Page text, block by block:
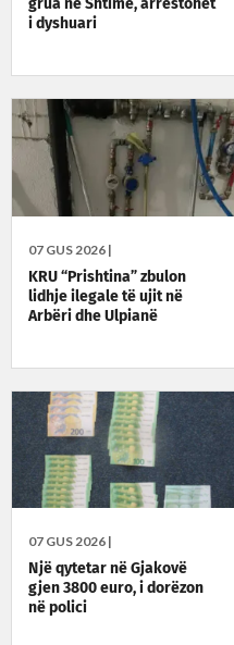
grua në Shtime, arrestohet
i dyshuari
07 GUS 2026 |
KRU “Prishtina” zbulon
lidhje ilegale të ujit në
Arbëri dhe Ulpianë
07 GUS 2026 |
Një qytetar në Gjakovë
gjen 3800 euro, i dorëzon
në polici